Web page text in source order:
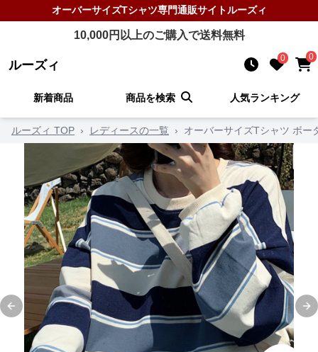
オーバーサイズTシャツ専門通販サイトルーズィ
10,000円以上のご購入で送料無料
ルーズィ 0 0
新着商品 商品を検索 人気ランキング
ルーズィ TOP › レディースの一覧 › オーバーサイズTシャツ ボー
Previous slide